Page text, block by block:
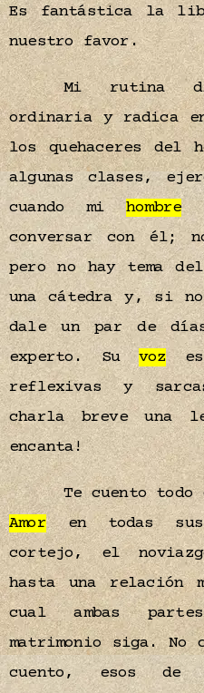
Es fantástica la
nuestro favor.
Mi rutina
ordinaria y radica
los quehaceres del
algunas clases,
cuando mihombre
conversar con él;
pero no hay tema
una cátedra y, si
dale un par de
experto. Suvozes
reflexivas y
charla breve una
encanta!
Te cuento todo
Amoren todas sus
cortejo, el
hasta una relación
cual ambas
matrimonio siga. No
cuento, esos